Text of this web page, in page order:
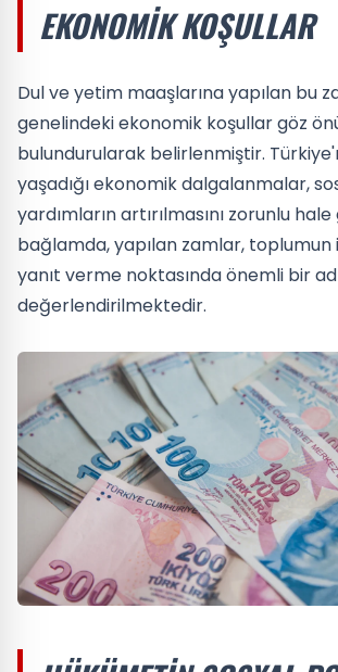
EKONOMIK KOŞULLAR
Dul ve yetim maaşlarına yapılan bu
genelindeki ekonomik koşullar göz
bulundurularak belirlenmiştir.
yaşadığı ekonomik dalgalanmalar,
yardımların artırılmasını zorunlu
bağlamda, yapılan zamlar, toplumun
yanıt verme noktasında önemli bir
değerlendirilmektedir.